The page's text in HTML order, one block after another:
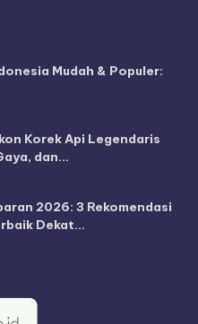
Mudah & Populer:
Korek Api Legendaris
dan…
2026: 3 Rekomendasi
Dekat…